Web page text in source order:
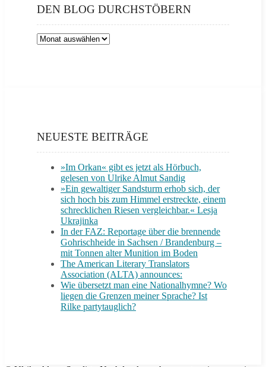
DEN BLOG DURCHSTÖBERN
Den
NEUESTE BEITRÄGE
»Im Orkan« gibt es jetzt als Hörbuch,
gelesen von Ulrike Almut Sandig
»Ein gewaltiger Sandsturm erhob sich, der
sich hoch bis zum Himmel erstreckte, einem
schrecklichen Riesen vergleichbar.« Lesja
Ukrajinka
In der FAZ: Reportage über die brennende
Gohrischheide in Sachsen / Brandenburg –
mit Tonnen alter Munition im Boden
The American Literary Translators
Association (ALTA) announces:
Wie übersetzt man eine Nationalhymne? Wo
liegen die Grenzen meiner Sprache? Ist
Rilke partytauglich?